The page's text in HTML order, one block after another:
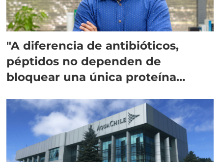
"A diferencia de antibióticos,
péptidos no dependen de
bloquear una única proteína